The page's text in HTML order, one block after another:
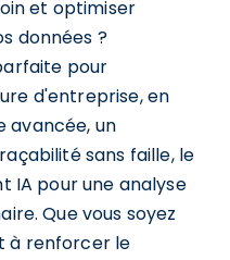
et optimiser
données ?
pour
d'entreprise, en
avancée, un
sans faille, le
IA pour une analyse
Que vous soyez
à renforcer le